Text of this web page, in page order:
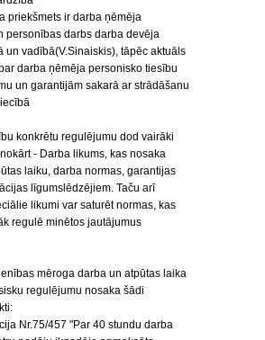
priekšmets ir darba ņēmēja
personības darbs darba devēja
un vadībā(V.Sinaiskis), tāpēc aktuāls
darba ņēmēja personisko tiesību
un garantijām sakarā ar strādāšanu
konkrētu regulējumu dod vairāki
- Darba likums, kas nosaka
laiku, darba normas, garantijas
līgumslēdzējiem. Taču arī
likumi var saturēt normas, kas
regulē minētos jautājumus
mēroga darba un atpūtas laika
regulējumu nosaka šādi
Nr.75/457 "Par 40 stundu darba